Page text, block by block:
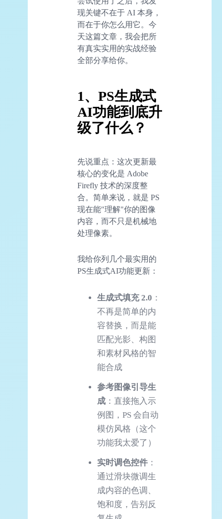
现关键不在于 AI 本身，
而在于你怎么用它。今
天这篇文章，我会把所
有真实实用的实战经验
全部分享给你。
1、PS生成式
AI功能到底升
级了什么？
先说重点：这次更新最
核心的变化是 Adobe
Firefly 技术的深度整
合。简单来说，就是 PS
现在能"理解"你的图像
内容，而不只是机械地
处理像素。
我给你列几个最实用的
PS生成式AI功能更新：
生成式填充 2.0 ：
不再是简单的内
容替换，而是能
匹配光影、构图
和素材风格的智
能合成
参考图像引导生
成 ：直接拖入示
例图，PS 会自动
模仿风格（这个
功能我太爱了）
实时调色控件 ：
通过滑块微调生
成内容的色调、
饱和度，告别反